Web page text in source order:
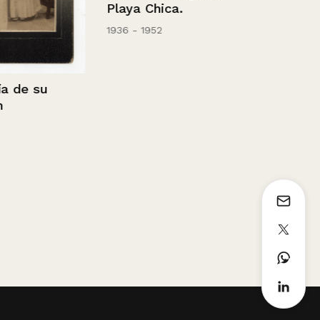
su
Playa Chica.
1936 - 1952